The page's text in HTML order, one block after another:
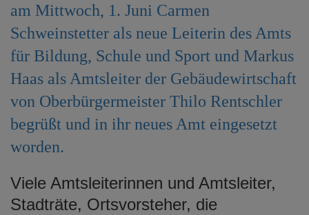
am Mittwoch, 1. Juni Carmen
Schweinstetter als neue Leiterin des Amts
für Bildung, Schule und Sport und Markus
Haas als Amtsleiter der Gebäudewirtschaft
von Oberbürgermeister Thilo Rentschler
begrüßt und in ihr neues Amt eingesetzt
worden.
Viele Amtsleiterinnen und Amtsleiter,
Stadträte, Ortsvorsteher, die